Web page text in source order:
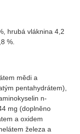
hrubá vláknina 4,2
%.
mědi a
pentahydrátem),
n-
mg (doplněno
a oxidem
železa a